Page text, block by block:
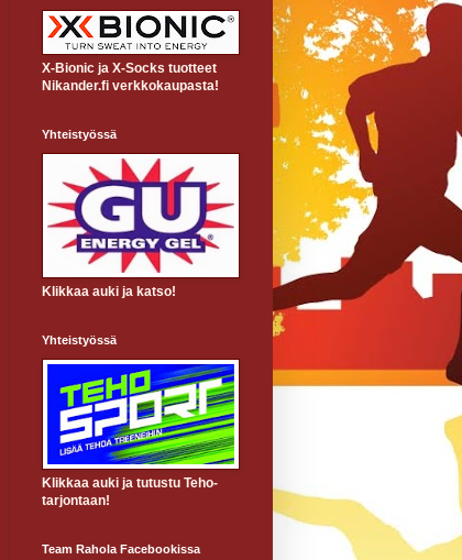
X-Bionic ja X-Socks tuotteet
Nikander.fi verkkokaupasta!
Yhteistyössä
Klikkaa auki ja katso!
Yhteistyössä
Klikkaa auki ja tutustu Teho-
tarjontaan!
Team Rahola Facebookissa